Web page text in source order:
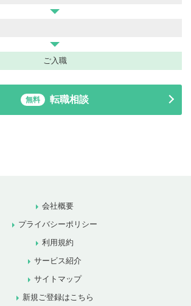
ご入職
無料 転職相談
会社概要
プライバシーポリシー
利用規約
サービス紹介
サイトマップ
新規ご登録はこちら